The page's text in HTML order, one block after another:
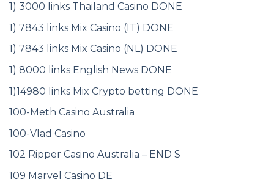
1) 3000 links Thailand Casino DONE
1) 7843 links Mix Casino (IT) DONE
1) 7843 links Mix Casino (NL) DONE
1) 8000 links English News DONE
1)14980 links Mix Crypto betting DONE
100-Meth Casino Australia
100-Vlad Casino
102 Ripper Casino Australia – END S
109 Marvel Casino DE